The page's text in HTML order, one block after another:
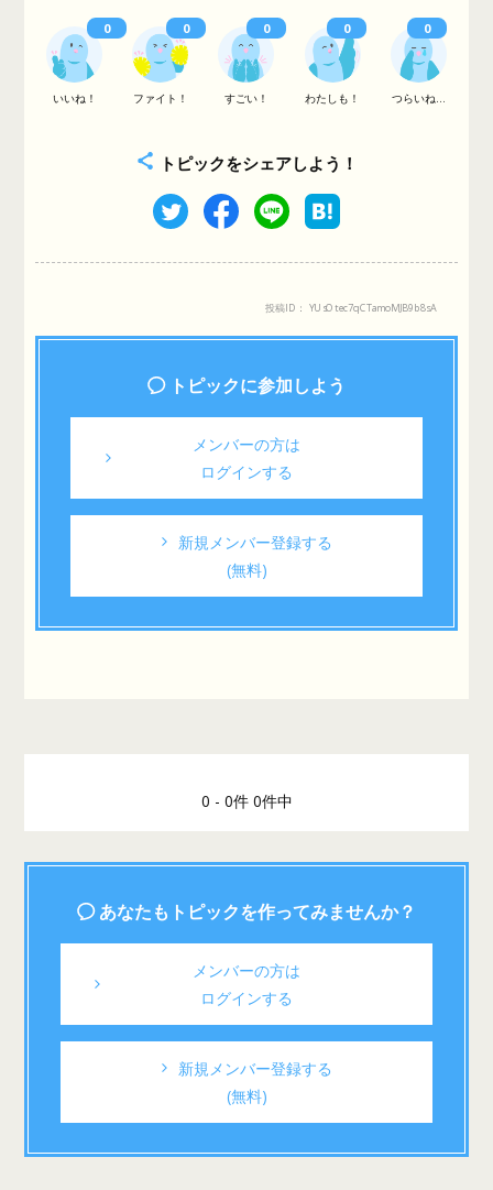
いいね！ ファイト！ すごい！ わたしも！ つらいね...
0 0 0 0 0
トピックをシェアしよう！
投稿ID： YUsOtec7qCTamoMJB9b8sA
トピックに参加しよう
メンバーの方は
ログインする
新規メンバー登録する
(無料)
0 - 0件 0件中
あなたもトピックを作ってみませんか？
メンバーの方は
ログインする
新規メンバー登録する
(無料)